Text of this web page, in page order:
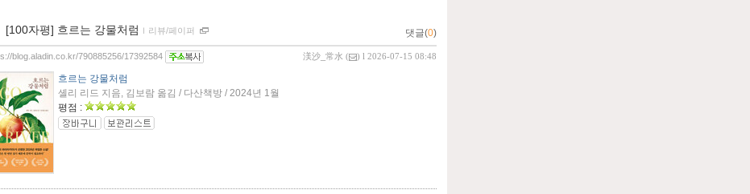
[100자평] 흐르는 강물처럼 ｌ 리뷰/페이퍼 댓글(0)
渼沙_常水 ( ) l 2026-07-15 08:48
blog.aladin.co.kr/790885256/17392584
흐르는 강물처럼
셸리 리드 지음, 김보람 옮김 / 다산책방 / 2024년 1월
평점 :